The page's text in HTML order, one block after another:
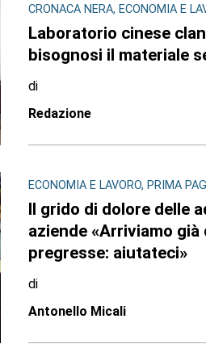
CRONACA NERA, ECONOMIA E
Laboratorio cinese
bisognosi il materiale
di
Redazione
ECONOMIA E LAVORO, PRIMA
ll grido di dolore delle
aziende «Arriviamo
pregresse: aiutateci»
di
Antonello Micali